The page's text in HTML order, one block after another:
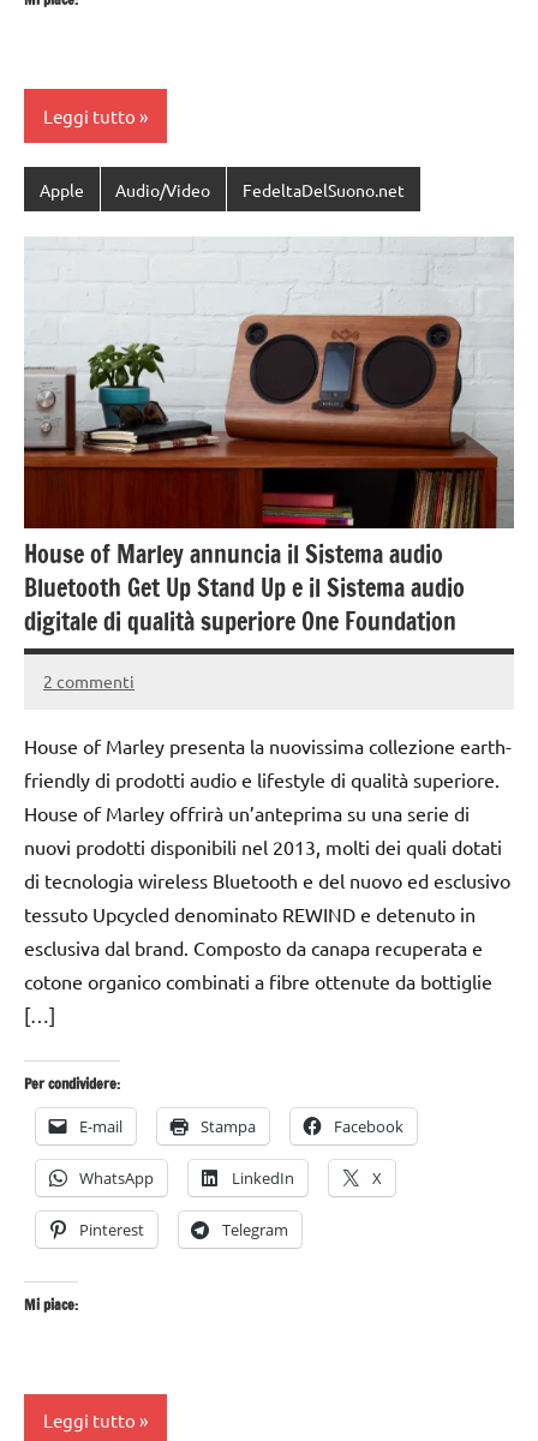
Leggi tutto
Apple Audio/Video FedeltaDelSuono.net
House of Marley annuncia il Sistema audio
Bluetooth Get Up Stand Up e il Sistema audio
digitale di qualità superiore One Foundation
12
2015
Andrea
2 commenti
House of Marley presenta la nuovissima collezione earth-
friendly di prodotti audio e lifestyle di qualità superiore.
House of Marley offrirà un’anteprima su una serie di
nuovi prodotti disponibili nel 2013, molti dei quali dotati
di tecnologia wireless Bluetooth e del nuovo ed esclusivo
tessuto Upcycled denominato REWIND e detenuto in
esclusiva dal brand. Composto da canapa recuperata e
cotone organico combinati a fibre ottenute da bottiglie
[…]
Per condividere:
E-mail Stampa Facebook
WhatsApp LinkedIn X
Pinterest Telegram
Mi piace:
Leggi tutto